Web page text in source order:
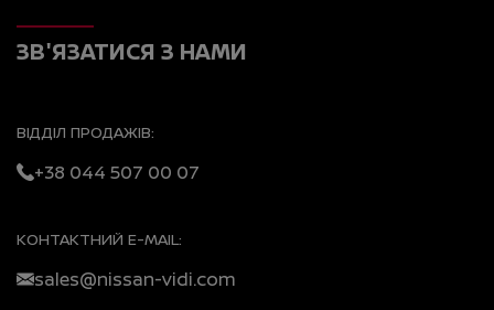
ЗВ'ЯЗАТИСЯ З НАМИ
ВІДДІЛ ПРОДАЖІВ:
+38 044 507 00 07
КОНТАКТНИЙ E-MAIL:
sales@nissan-vidi.com